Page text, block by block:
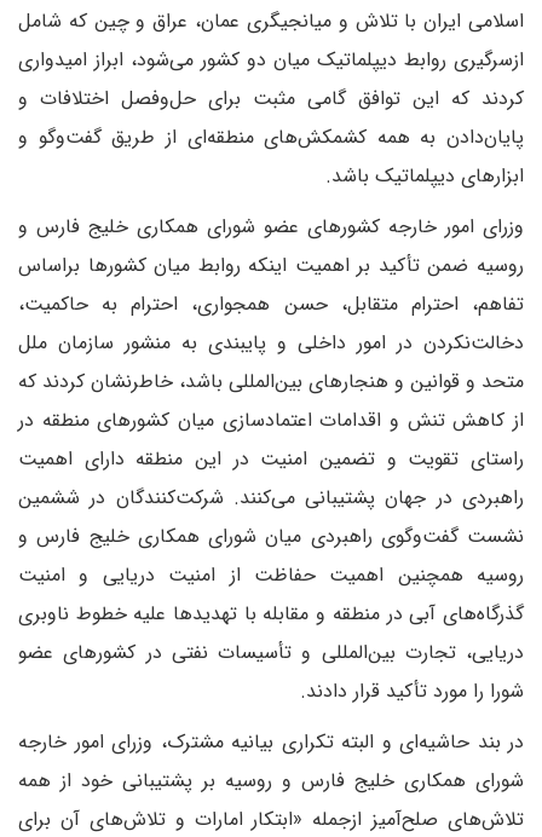
اسلامی ایران با تلاش و میانجیگری عمان، عراق و چین که شامل
ازسرگیری روابط دیپلماتیک میان دو کشور می‌شود، ابراز امیدواری
کردند که این توافق گامی مثبت برای حل‌وفصل اختلافات و
پایان‌دادن به همه کشمکش‌های منطقه‌ای از طریق گفت‌وگو و
ابزارهای دیپلماتیک باشد.
وزرای امور خارجه کشورهای عضو شورای همکاری خلیج فارس و
روسیه ضمن تأکید بر اهمیت اینکه روابط میان کشورها براساس
تفاهم، احترام متقابل، حسن همجواری، احترام به حاکمیت،
دخالت‌نکردن در امور داخلی و پایبندی به منشور سازمان ملل
متحد و قوانین و هنجارهای بین‌المللی باشد، خاطرنشان کردند که
از کاهش تنش و اقدامات اعتمادسازی میان کشورهای منطقه در
راستای تقویت و تضمین امنیت در این منطقه دارای اهمیت
راهبردی در جهان پشتیبانی می‌کنند. شرکت‌کنندگان در ششمین
نشست گفت‌وگوی راهبردی میان شورای همکاری خلیج فارس و
روسیه همچنین اهمیت حفاظت از امنیت دریایی و امنیت
گذرگاه‌های آبی در منطقه و مقابله با تهدیدها علیه خطوط ناوبری
دریایی، تجارت بین‌المللی و تأسیسات نفتی در کشورهای عضو
شورا را مورد تأکید قرار دادند.
در بند حاشیه‌ای و البته تکراری بیانیه مشترک، وزرای امور خارجه
شورای همکاری خلیج فارس و روسیه بر پشتیبانی خود از همه
تلاش‌های صلح‌آمیز ازجمله «ابتکار امارات و تلاش‌های آن برای